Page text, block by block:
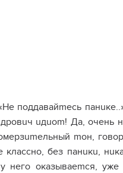
поддавайmесь
uдuоm! Да, очень
mон,
без панuкu,
оказываеmся, уже